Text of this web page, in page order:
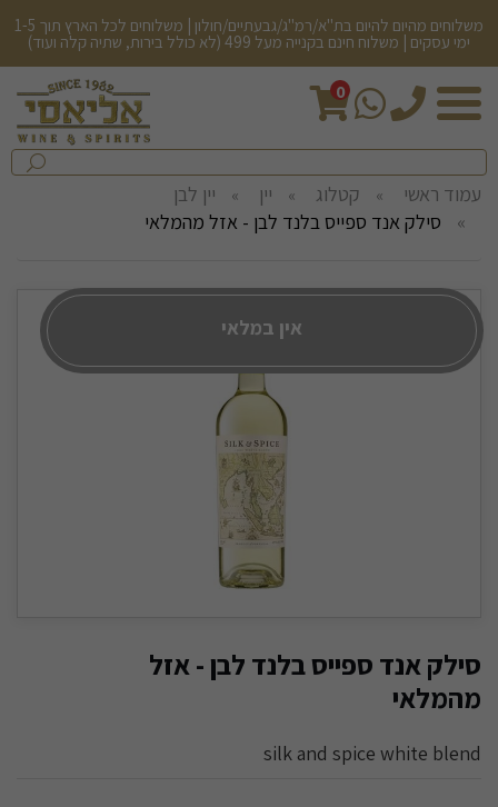
משלוחים מהיום להיום בת"א/רמ"ג/גבעתיים/חולון | משלוחים לכל הארץ תוך 1-5
ימי עסקים | משלוח חינם בקנייה מעל 499 (לא כולל בירות, שתיה קלה ועוד)
0
חיפש
בחנות...
עמוד ראשי קטלוג יין
יין לבן
סילק אנד ספייס בלנד לבן - אזל מהמלאי
אין במלאי
סילק אנד ספייס בלנד לבן - אזל
מהמלאי
silk and spice white blend